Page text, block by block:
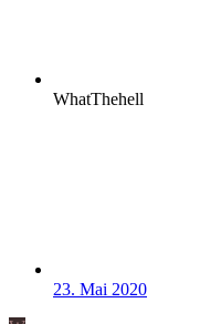
WhatThehell
23. Mai 2020